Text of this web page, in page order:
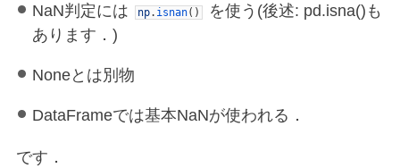
NaN判定には np. isnan( )
を使う(後述: pd.isna()も
あります．)
Noneとは別物
DataFrameでは基本NaNが使われる．
です．